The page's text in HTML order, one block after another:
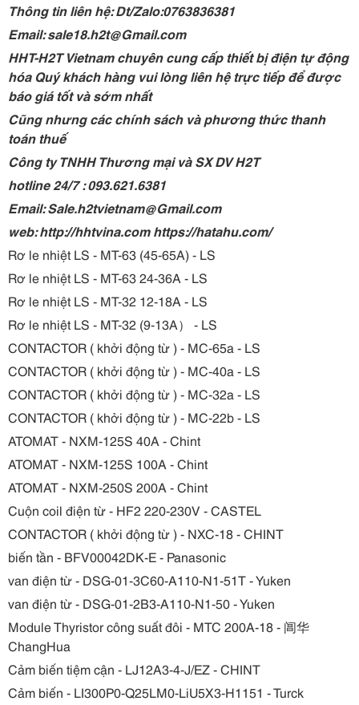
Thông tin liên hệ: Dt/Zalo:0763836381
Email: sale18.h2t@Gmail.com
HHT-H2T Vietnam chuyên cung cấp thiết bị điện tự động
hóa Quý khách hàng vui lòng liên hệ trực tiếp để được
báo giá tốt và sớm nhất
Cũng nhưng các chính sách và phương thức thanh
toán thuế
Công ty TNHH Thương mại và SX DV H2T
hotline 24/7 : 093.621.6381
Email: Sale.h2tvietnam@Gmail.com
web: http://hhtvina.com https://hatahu.com/
Rơ le nhiệt LS - MT-63 (45-65A) - LS
Rơ le nhiệt LS - MT-63 24-36A - LS
Rơ le nhiệt LS - MT-32 12-18A - LS
Rơ le nhiệt LS - MT-32 (9-13A） - LS
CONTACTOR ( khởi động từ ) - MC-65a - LS
CONTACTOR ( khởi động từ ) - MC-40a - LS
CONTACTOR ( khởi động từ ) - MC-32a - LS
CONTACTOR ( khởi động từ ) - MC-22b - LS
ATOMAT - NXM-125S 40A - Chint
ATOMAT - NXM-125S 100A - Chint
ATOMAT - NXM-250S 200A - Chint
Cuộn coil điện từ - HF2 220-230V - CASTEL
CONTACTOR ( khởi động từ ) - NXC-18 - CHINT
biến tần - BFV00042DK-E - Panasonic
van điện từ - DSG-01-3C60-A110-N1-51T - Yuken
van điện từ - DSG-01-2B3-A110-N1-50 - Yuken
Module Thyristor công suất đôi - MTC 200A-18 - 阊华
ChangHua
Cảm biến tiệm cận - LJ12A3-4-J/EZ - CHINT
Cảm biến - LI300P0-Q25LM0-LiU5X3-H1151 - Turck